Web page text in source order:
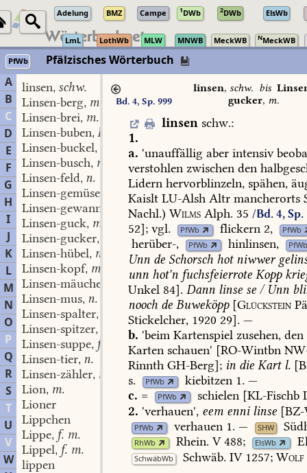
Adelung BMZ Campe 1DWb 2DWb ElsWb
LmL LothWb MLW MNWB MeckWB NMeckWB
PfWb
Pfälzisches Wörterbuch
A
B
C
D
E
F
G
H
I
J
K
L
M
N
O
P
Q
R
S
T
U
V
W
linsen, schw.
Linsen-berg, m., FlN
Linsen-brei, m.
Linsen-buben, Pl.
Linsen-buckel,
Linsen-busch, m.
Linsen-feld, n.
Linsen-gemüse
Linsen-gewanne
Linsen-guck, m.
Linsen-gucker,
Linsen-hübel, m.
Linsen-kopf, m.
Linsen-mäuchel
Linsen-mus, n.
Linsen-spalter,
Linsen-spitzer,
Linsen-suppe, f.
Linsen-tier, n.
Linsen-zähler, m.
Lion, m.
Lioner
Lippchen
Lippe, f. m.
Lippel, f. m.
lippen
Bd. 4, Sp. 999
linsen, schw. bis
gucker, m.
linsen schw.:
1.
a. 'unauffällig aber intensiv
verstohlen zwischen den
Lidern hervorblinzeln, spähen,
Kaislt LU-Alsh Altr mancherorts
Nachl.) Wilms Alph. 35 /Bd. 4,
52]; vgl. PfWb flickern 2, PfWb
herüber-, PfWb hinlinsen,
Unn de Schorsch hotniwwer
unn hot'n fuchsfeierrote Kopp
Unkel 84]. Dann linse se /Unn
nooch de Buweköpp[Glückstein
Stickelcher, 1920 29]. —
b. 'beim Kartenspiel zusehen, den
Karten schauen' [RO-Wintbn
Rinnth GH-Berg]; in die Kartl. [
s.
PfWb kiebitzen 1. —
c. = PfWb schielen [KL-Fischb
2. 'verhauen', eem ennilinse [
PfWb verhauen 1. — SHW
RhWb Rhein. V488; ElsWb
SchwäbWb Schwäb. IV1257; Wolf